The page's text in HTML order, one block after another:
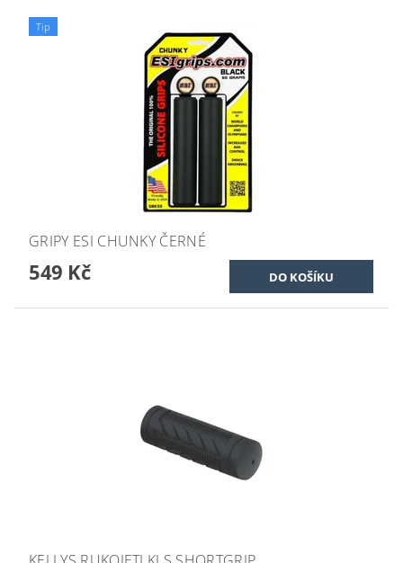
Tip
GRIPY ESI CHUNKY ČERNÉ
549 Kč